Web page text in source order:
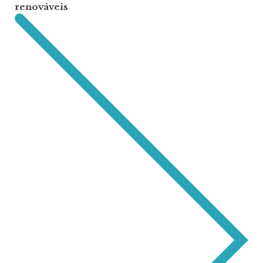
renováveis